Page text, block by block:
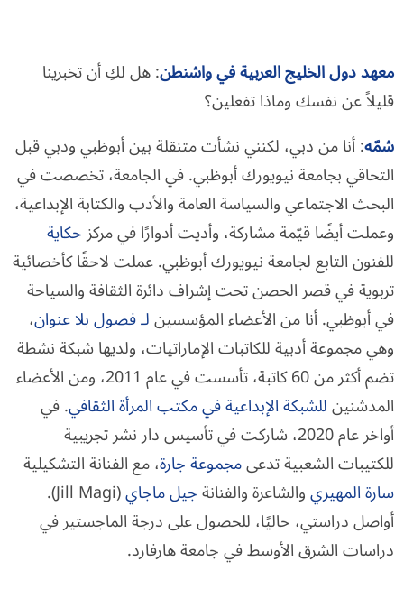
معهد دول الخليج العربية في واشنطن: هل لكِ أن تخبرينا
قليلاً عن نفسك وماذا تفعلين؟
شمّه: أنا من دبي، لكنني نشأت متنقلة بين أبوظبي ودبي قبل
التحاقي بجامعة نيويورك أبوظبي. في الجامعة، تخصصت في
البحث الاجتماعي والسياسة العامة والأدب والكتابة الإبداعية،
وعملت أيضًا قيّمة مشاركة، وأديت أدوارًا في مركزحكاية
للفنون التابع لجامعة نيويورك أبوظبي. عملت لاحقًا كأخصائية
تربوية في قصر الحصن تحت إشراف دائرة الثقافة والسياحة
في أبوظبي. أنا من الأعضاء المؤسسينلـ فصول بلا عنوان،
وهي مجموعة أدبية للكاتبات الإماراتيات، ولديها شبكة نشطة
تضم أكثر من 60 كاتبة، تأسست في عام 2011، ومن الأعضاء
المدشنينللشبكة الإبداعية في مكتب المرأة الثقافي. في
أواخر عام 2020، شاركت في تأسيس دار نشر تجريبية
للكتيبات الشعبية تدعىمجموعة جارة، مع الفنانة التشكيلية
سارة المهيريوالشاعرة والفنانةجيل ماجاي
(Jill Magi).
أواصل دراستي، حاليًا، للحصول على درجة الماجستير في
دراسات الشرق الأوسط في جامعة هارفارد.